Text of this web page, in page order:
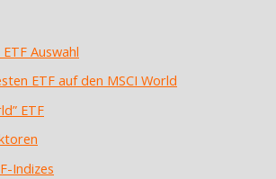
Auswahl
ETF auf den MSCI World
ETF
Indizes